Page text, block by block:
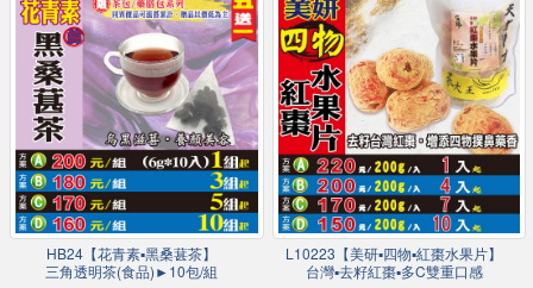
HB24【花青素▪黑桑葚茶】
三角透明茶(食品)►10包/組
L10223【美研▪四物▪紅棗水果片】
台灣▪去籽紅棗▪多C雙重口感